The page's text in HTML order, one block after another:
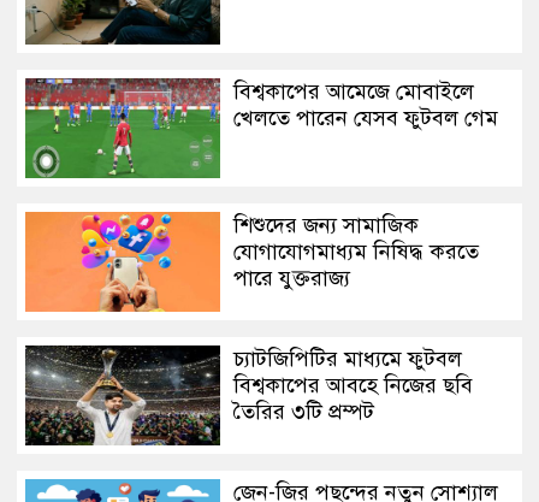
বিশ্বকাপের আমেজে মোবাইলে
খেলতে পারেন যেসব ফুটবল গেম
শিশুদের জন্য সামাজিক
যোগাযোগমাধ্যম নিষিদ্ধ করতে
পারে যুক্তরাজ্য
চ্যাটজিপিটির মাধ্যমে ফুটবল
বিশ্বকাপের আবহে নিজের ছবি
তৈরির ৩টি প্রম্পট
জেন-জির পছন্দের নতুন সোশ্যাল